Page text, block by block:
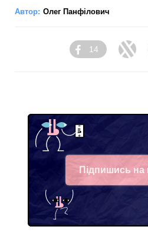
Автор: Олег Панфілович
Facebook
14
Підпишись на
Telegram